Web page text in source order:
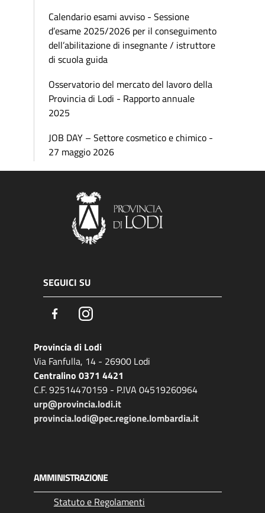
Calendario esami avviso - Sessione
d’esame 2025/2026 per il conseguimento
dell’abilitazione di insegnante / istruttore
di scuola guida
Osservatorio del mercato del lavoro della
Provincia di Lodi - Rapporto annuale
2025
JOB DAY – Settore cosmetico e chimico -
27 maggio 2026
SEGUICI SU
FacebookInstagram
Provincia di Lodi
Via Fanfulla, 14 - 26900 Lodi
Centralino 0371 4421
C.F. 92514470159 - P.IVA 04519260964
urp@provincia.lodi.it
provincia.lodi@pec.regione.lombardia.it
AMMINISTRAZIONE
Statuto e Regolamenti